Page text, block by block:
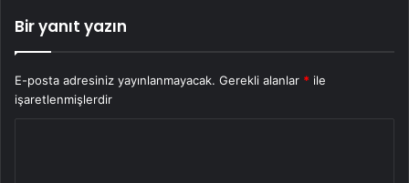
Bir yanıt yazın
E-posta adresiniz yayınlanmayacak. Gerekli alanlar * ile
işaretlenmişlerdir